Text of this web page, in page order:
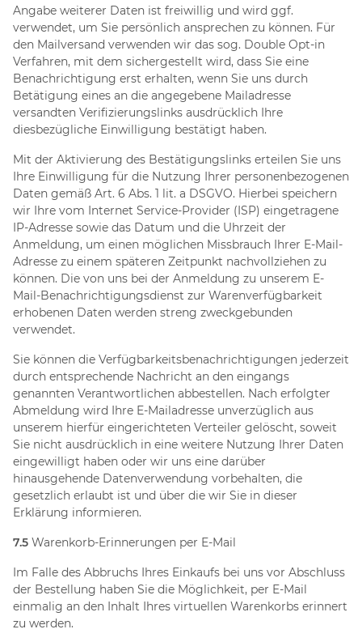
Angabe weiterer Daten ist freiwillig und wird ggf.
verwendet, um Sie persönlich ansprechen zu können. Für
den Mailversand verwenden wir das sog. Double Opt-in
Verfahren, mit dem sichergestellt wird, dass Sie eine
Benachrichtigung erst erhalten, wenn Sie uns durch
Betätigung eines an die angegebene Mailadresse
versandten Verifizierungslinks ausdrücklich Ihre
diesbezügliche Einwilligung bestätigt haben.
Mit der Aktivierung des Bestätigungslinks erteilen Sie uns
Ihre Einwilligung für die Nutzung Ihrer personenbezogenen
Daten gemäß Art. 6 Abs. 1 lit. a DSGVO. Hierbei speichern
wir Ihre vom Internet Service-Provider (ISP) eingetragene
IP-Adresse sowie das Datum und die Uhrzeit der
Anmeldung, um einen möglichen Missbrauch Ihrer E-Mail-
Adresse zu einem späteren Zeitpunkt nachvollziehen zu
können. Die von uns bei der Anmeldung zu unserem E-
Mail-Benachrichtigungsdienst zur Warenverfügbarkeit
erhobenen Daten werden streng zweckgebunden
verwendet.
Sie können die Verfügbarkeitsbenachrichtigungen jederzeit
durch entsprechende Nachricht an den eingangs
genannten Verantwortlichen abbestellen. Nach erfolgter
Abmeldung wird Ihre E-Mailadresse unverzüglich aus
unserem hierfür eingerichteten Verteiler gelöscht, soweit
Sie nicht ausdrücklich in eine weitere Nutzung Ihrer Daten
eingewilligt haben oder wir uns eine darüber
hinausgehende Datenverwendung vorbehalten, die
gesetzlich erlaubt ist und über die wir Sie in dieser
Erklärung informieren.
7.5 Warenkorb-Erinnerungen per E-Mail
Im Falle des Abbruchs Ihres Einkaufs bei uns vor Abschluss
der Bestellung haben Sie die Möglichkeit, per E-Mail
einmalig an den Inhalt Ihres virtuellen Warenkorbs erinnert
zu werden.